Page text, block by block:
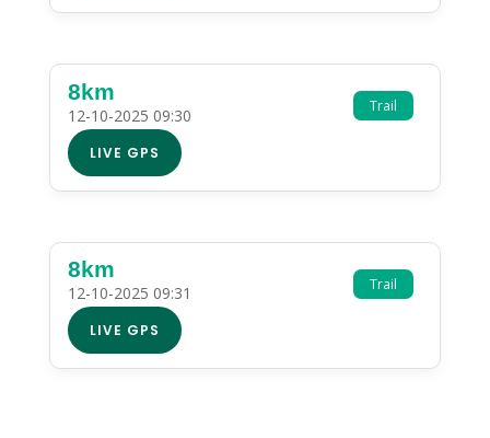
Trail
8km
12-10-2025 09:30
LIVE GPS
Trail
8km
12-10-2025 09:31
LIVE GPS